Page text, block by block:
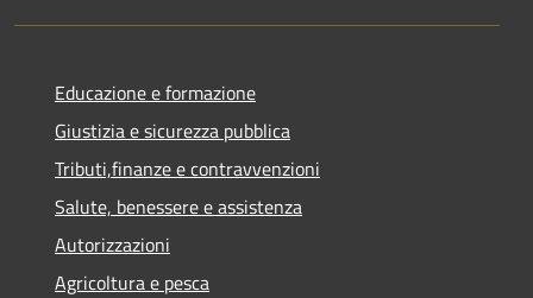
Educazione e formazione
Giustizia e sicurezza pubblica
Tributi,finanze e contravvenzioni
Salute, benessere e assistenza
Autorizzazioni
Agricoltura e pesca